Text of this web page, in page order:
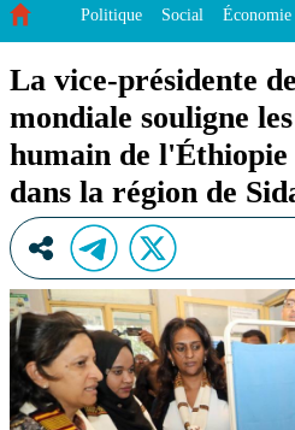
Politique Social Économie
La vice-présidente
mondiale souligne
humain de l'Éthiopie
dans la région de